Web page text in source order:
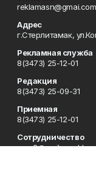
reklamasn@gmai.com
Адрес
г.Стерлитамак,
Рекламная служба
8(3473) 25-12-01
Редакция
8(3473) 25-09-31
Приемная
8(3473) 25-12-01
Сотрудничество
rgsn2@mail.ru